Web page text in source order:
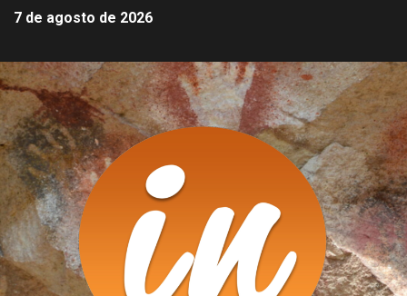
7 de agosto de 2026